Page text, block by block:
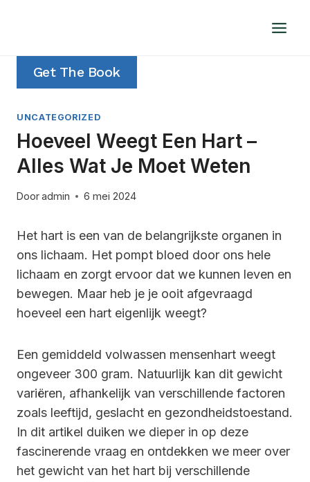
Get The Book
UNCATEGORIZED
Hoeveel Weegt Een Hart –
Alles Wat Je Moet Weten
Dooradmin 6 mei 2024
Het hart is een van de belangrijkste organen in
ons lichaam. Het pompt bloed door ons hele
lichaam en zorgt ervoor dat we kunnen leven en
bewegen. Maar heb je je ooit afgevraagd
hoeveel een hart eigenlijk weegt?
Een gemiddeld volwassen mensenhart weegt
ongeveer 300 gram. Natuurlijk kan dit gewicht
variëren, afhankelijk van verschillende factoren
zoals leeftijd, geslacht en gezondheidstoestand.
In dit artikel duiken we dieper in op deze
fascinerende vraag en ontdekken we meer over
het gewicht van het hart bij verschillende